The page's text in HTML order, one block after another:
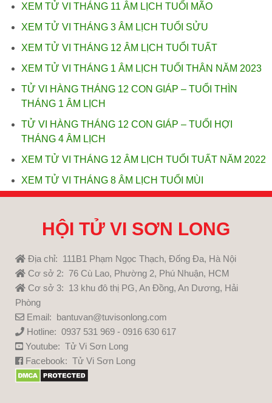
XEM TỬ VI THÁNG 11 ÂM LỊCH TUỔI MÃO
XEM TỬ VI THÁNG 3 ÂM LỊCH TUỔI SỬU
XEM TỬ VI THÁNG 12 ÂM LỊCH TUỔI TUẤT
XEM TỬ VI THÁNG 1 ÂM LỊCH TUỔI THÂN NĂM 2023
TỬ VI HÀNG THÁNG 12 CON GIÁP – TUỔI THÌN
THÁNG 1 ÂM LỊCH
TỬ VI HÀNG THÁNG 12 CON GIÁP – TUỔI HỢI
THÁNG 4 ÂM LỊCH
XEM TỬ VI THÁNG 12 ÂM LỊCH TUỔI TUẤT NĂM 2022
XEM TỬ VI THÁNG 8 ÂM LỊCH TUỔI MÙI
HỘI TỬ VI SƠN LONG
Địa chỉ: 111B1 Phạm Ngọc Thạch, Đống Đa, Hà Nội
Cơ sở 2: 76 Cù Lao, Phường 2, Phú Nhuận, HCM
Cơ sở 3: 13 khu đô thị PG, An Đồng, An Dương, Hải
Phòng
Email: bantuvan@tuvisonlong.com
Hotline: 0937 531 969 - 0916 630 617
Youtube: Tử Vi Sơn Long
Facebook: Tử Vi Sơn Long